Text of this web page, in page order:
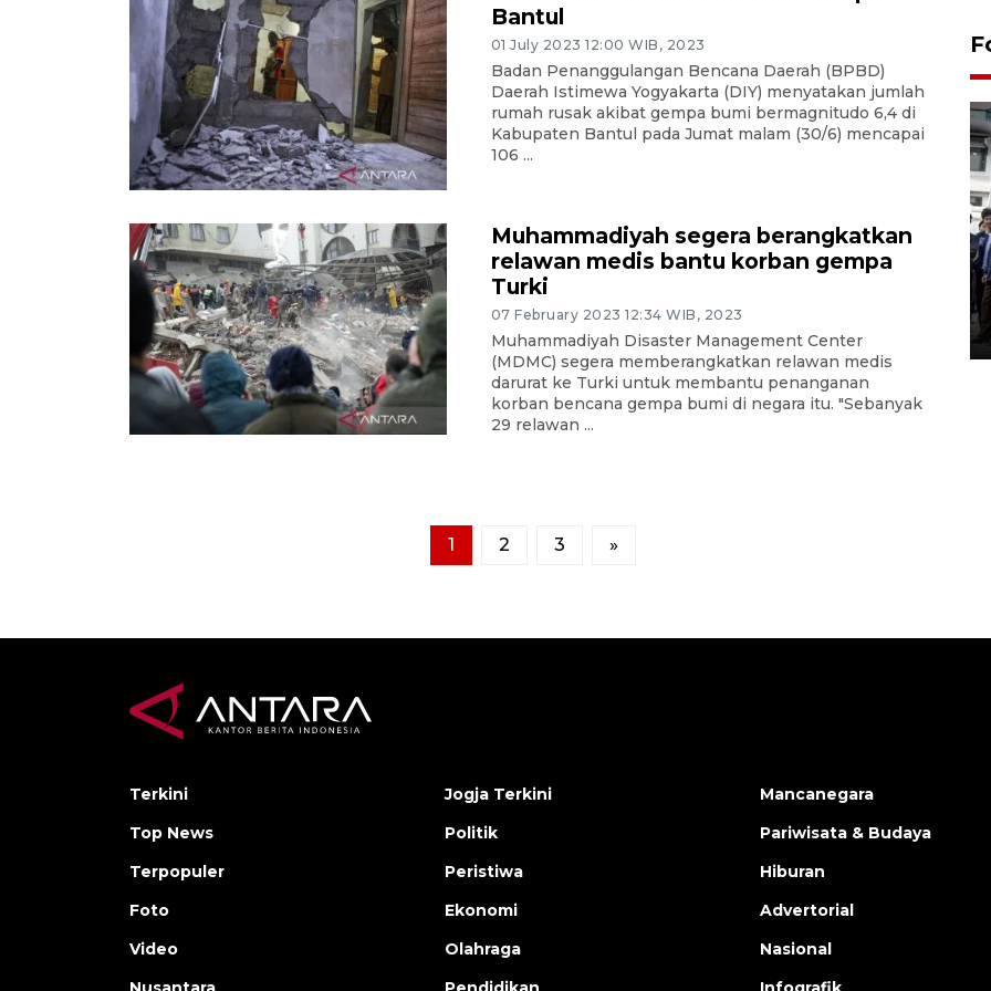
Bantul
01 July 2023 12:00 WIB, 2023
Badan Penanggulangan Bencana Daerah (BPBD)
Daerah Istimewa Yogyakarta (DIY) menyatakan jumlah
rumah rusak akibat gempa bumi bermagnitudo 6,4 di
Kabupaten Bantul pada Jumat malam (30/6) mencapai
106 ...
Muhammadiyah segera berangkatkan
relawan medis bantu korban gempa
Turki
07 February 2023 12:34 WIB, 2023
Muhammadiyah Disaster Management Center
(MDMC) segera memberangkatkan relawan medis
darurat ke Turki untuk membantu penanganan
korban bencana gempa bumi di negara itu. "Sebanyak
29 relawan ...
1 2 3 »
BPJS Kesehatan Yogyakarta
perkuat sinergi dengan
03 August 2026 17:24 WIB
Terkini
Top News
Terpopuler
Foto
Video
Jogja Terkini
Politik
Peristiwa
Ekonomi
Olahraga
Mancanegara
Pariwisata & Budaya
Hiburan
Advertorial
Nasional